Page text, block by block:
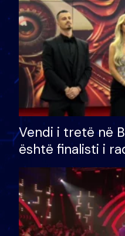
Vendi i tretë në
është finalisti i